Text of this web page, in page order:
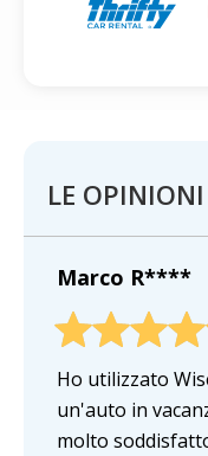
LE
Marco R****
Ho utilizzato
un'auto in
molto